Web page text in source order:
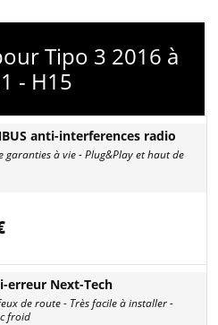
Tipo 3 2016 à
- H15
anti-interferences radio
garanties à vie - Plug&Play et haut de
erreur Next-Tech
de route - Très facile à installer -
froid